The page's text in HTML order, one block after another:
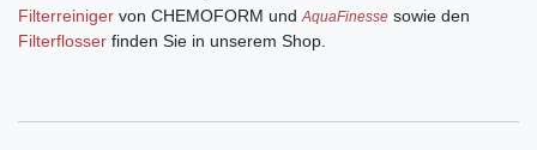
Filterreiniger von CHEMOFORM und AquaFinesse sowie den
Filterflosser finden Sie in unserem Shop.